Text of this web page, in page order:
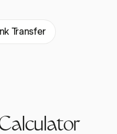
Transfer